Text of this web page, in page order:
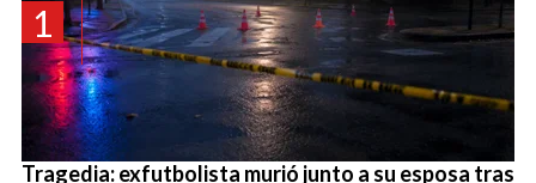
1
Tragedia: exfutbolista murió junto a su esposa tras